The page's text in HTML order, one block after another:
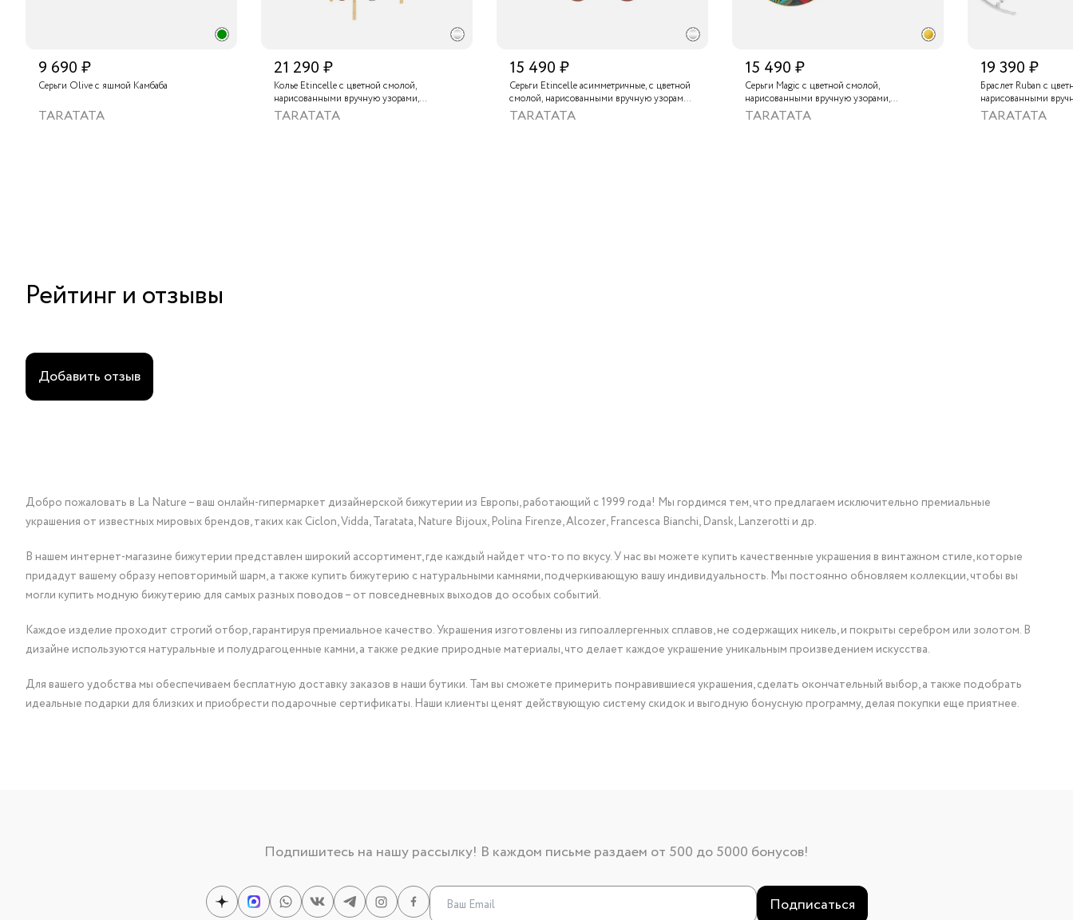
9 690 ₽
Серьги Olive с яшмой Камбаба
TARATATA
21 290 ₽
Колье Etincelle с цветной смолой,
нарисованными вручную узорами,
слюдяным порошком, золотой краской,
стеклянными бусинам и тонированным
TARATATA
15 490 ₽
Серьги Etincelle асимметричные, с цветной
смолой, нарисованными вручную узорами,
слюдяным порошком, стеклянной бусиной,
тонированным гематитом и золотой
TARATATA
15 490 ₽
Серьги Magic с цветной смолой,
нарисованными вручную узорами,
лабрадоритом и металлизированной
крааской
TARATATA
19 390 ₽
Браслет Ruban с
нарисованными
золотой краской
TARATATA
Рейтинг и отзывы
Добавить отзыв
Добро пожаловать в La Nature – ваш онлайн-гипермаркет дизайнерской бижутерии из Европы, работающий с 1999 года! Мы гордимся тем, что предлагаем исключительно премиальные
украшения от известных мировых брендов, таких как Ciclon, Vidda, Taratata, Nature Bijoux, Polina Firenze, Alcozer, Francesca Bianchi, Dansk, Lanzerotti и др.
В нашем интернет-магазине бижутерии представлен широкий ассортимент, где каждый найдет что-то по вкусу. У нас вы можете купить качественные украшения в винтажном стиле, которые
придадут вашему образу неповторимый шарм, а также купить бижутерию с натуральными камнями, подчеркивающую вашу индивидуальность. Мы постоянно обновляем коллекции, чтобы вы
могли купить модную бижутерию для самых разных поводов – от повседневных выходов до особых событий.
Каждое изделие проходит строгий отбор, гарантируя премиальное качество. Украшения изготовлены из гипоаллергенных сплавов, не содержащих никель, и покрыты серебром или золотом. В
дизайне используются натуральные и полудрагоценные камни, а также редкие природные материалы, что делает каждое украшение уникальным произведением искусства.
Для вашего удобства мы обеспечиваем бесплатную доставку заказов в наши бутики. Там вы сможете примерить понравившиеся украшения, сделать окончательный выбор, а также подобрать
идеальные подарки для близких и приобрести подарочные сертификаты. Наши клиенты ценят действующую систему скидок и выгодную бонусную программу, делая покупки еще приятнее.
Подпишитесь на нашу рассылку! В каждом письме раздаем от 500 до 5000 бонусов!
Подписаться